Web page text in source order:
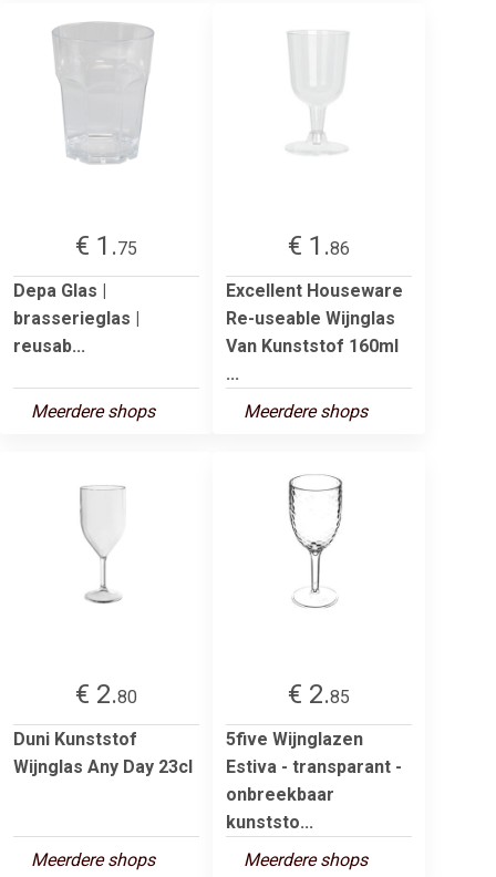
€ 1.75
Depa Glas |
brasserieglas |
reusab...
Meerdere shops
€ 1.86
Excellent Houseware
Re-useable Wijnglas
Van Kunststof 160ml
...
Meerdere shops
€ 2.80
Duni Kunststof
Wijnglas Any Day 23cl
Meerdere shops
€ 2.85
5five Wijnglazen
Estiva - transparant -
onbreekbaar
kunststo...
Meerdere shops